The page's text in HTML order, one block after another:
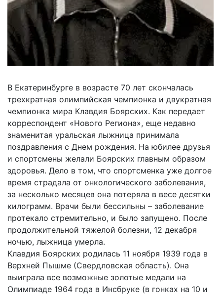
В Екатеринбурге в возрасте 70 лет скончалась
трехкратная олимпийская чемпионка и двукратная
чемпионка мира Клавдия Боярских. Как передает
корреспондент «Нового Региона», еще недавно
знаменитая уральская лыжница принимала
поздравления с Днем рождения. На юбилее друзья
и спортсмены желали Боярских главным образом
здоровья. Дело в том, что спортсменка уже долгое
время страдала от онкологического заболевания,
за несколько месяцев она потеряла в весе десятки
килограмм. Врачи были бессильны – заболевание
протекало стремительно, и было запущено. После
продолжительной тяжелой болезни, 12 декабря
ночью, лыжница умерла.
Клавдия Боярских родилась 11 ноября 1939 года в
Верхней Пышме (Свердловская область). Она
выиграла все возможные золотые медали на
Олимпиаде 1964 года в Инсбруке (в гонках на 10 и